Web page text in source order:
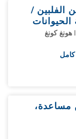
الفلبين /
كونغ
كامل
مساعدة،